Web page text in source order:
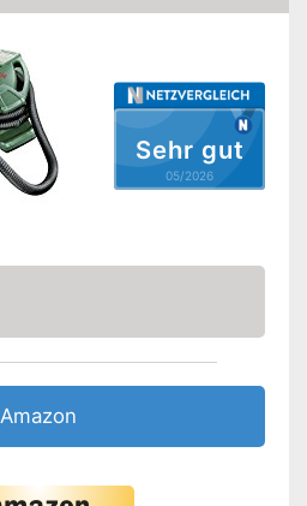
630 W
Sehr gut
05/2026
Amazon